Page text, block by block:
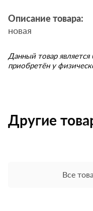
Описание товара:
новая
Данный товар
приобретён у
Другие
Все